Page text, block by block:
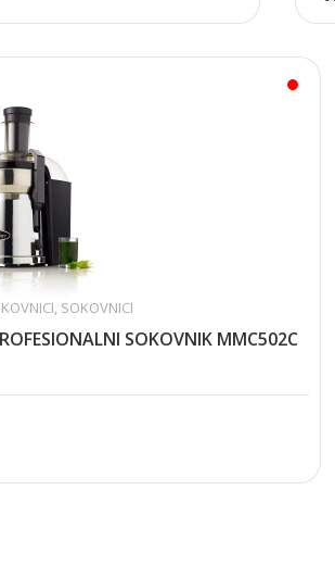
od
265,71€
, SOKOVNICI
SOKOVNIK MMC502C